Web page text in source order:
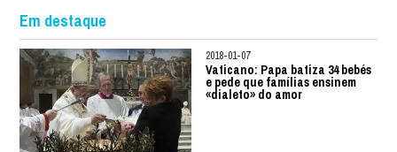
Em destaque
2018-01-07
Vaticano: Papa batiza 34 bebés
e pede que famílias ensinem
«dialeto» do amor